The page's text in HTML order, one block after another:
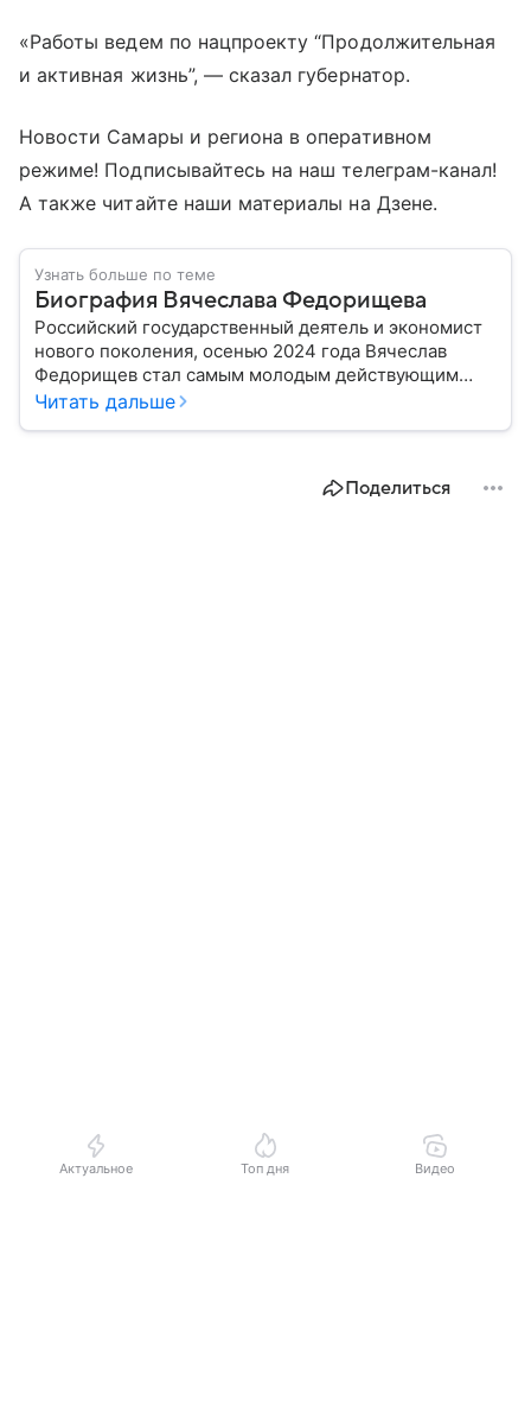
«Работы ведем по нацпроекту “Продолжительная
и активная жизнь”, — сказал губернатор.
Новости Самары и региона в оперативном
режиме! Подписывайтесь на наш телеграм-канал!
А также читайте наши материалы на Дзене.
Узнать больше по теме
Биография Вячеслава Федорищева
Российский государственный деятель и экономист
нового поколения, осенью 2024 года Вячеслав
Федорищев стал самым молодым действующим
главой субъекта в РФ. Возглавивший Самарскую
Читать дальше
Поделиться
Актуальное Топ дня Видео